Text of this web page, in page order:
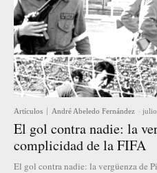
Artículos André Abeledo Fernández -
El gol contra nadie: la
complicidad de la FIFA
El gol contra nadie: la vergüenza de